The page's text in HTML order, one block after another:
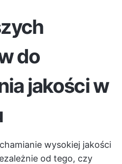
do
jakości w
wysokiej jakości
od tego, czy